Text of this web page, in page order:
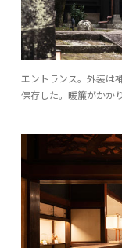
エントランス。外装は
保存した。暖簾がかか